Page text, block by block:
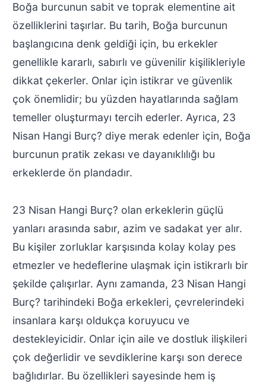
Boğa burcunun sabit ve toprak elementine ait
özelliklerini taşırlar. Bu tarih, Boğa burcunun
başlangıcına denk geldiği için, bu erkekler
genellikle kararlı, sabırlı ve güvenilir kişilikleriyle
dikkat çekerler. Onlar için istikrar ve güvenlik
çok önemlidir; bu yüzden hayatlarında sağlam
temeller oluşturmayı tercih ederler. Ayrıca, 23
Nisan Hangi Burç? diye merak edenler için, Boğa
burcunun pratik zekası ve dayanıklılığı bu
erkeklerde ön plandadır.
23 Nisan Hangi Burç? olan erkeklerin güçlü
yanları arasında sabır, azim ve sadakat yer alır.
Bu kişiler zorluklar karşısında kolay kolay pes
etmezler ve hedeflerine ulaşmak için istikrarlı bir
şekilde çalışırlar. Aynı zamanda, 23 Nisan Hangi
Burç? tarihindeki Boğa erkekleri, çevrelerindeki
insanlara karşı oldukça koruyucu ve
destekleyicidir. Onlar için aile ve dostluk ilişkileri
çok değerlidir ve sevdiklerine karşı son derece
bağlıdırlar. Bu özellikleri sayesinde hem iş